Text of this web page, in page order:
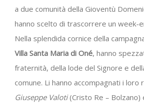
a due comunità della Gioventù
hanno scelto di trascorrere un week-
Nella splendida cornice della
Villa Santa Maria di Oné, hanno
fraternità, della lode del Signore e
comune. Li hanno accompagnati i loro
Giuseppe Valoti(Cristo Re – Bolzano)